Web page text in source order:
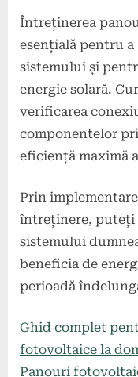
Întreținerea
esențială pentru
sistemului și
energie solară.
verificarea
componentelor
eficiență maximă
Prin
întreținere, puteți
sistemului
beneficia de
perioadă
Ghid complet
fotovoltaice la
Panouri